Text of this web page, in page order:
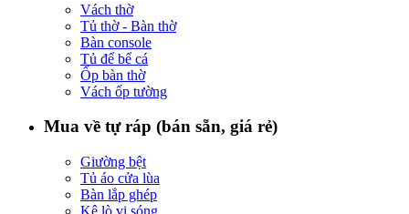
Vách thờ
Tủ thờ - Bàn thờ
Bàn console
Tủ để bể cá
Ốp bàn thờ
Vách ốp tường
Mua về tự ráp (bán sẵn, giá rẻ)
Giường bệt
Tủ áo cửa lùa
Bàn lắp ghép
Kệ lò vi sóng